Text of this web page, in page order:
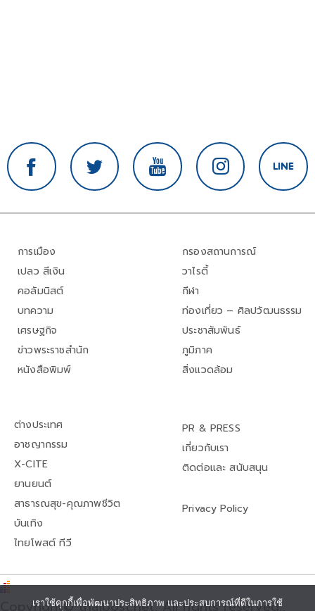
การเมือง
เปลว สีเงิน
คอลัมนิสต์
บทความ
เศรษฐกิจ
ข่าวพระราชสำนัก
หนังสือพิมพ์
กรองสถานการณ์
วาไรตี้
กีฬา
ท่องเที่ยว – ศิลปวัฒนธรรม
ประชาสัมพันธ์
ภูมิภาค
สิ่งแวดล้อม
ต่างประเทศ
อาชญากรรม
X-CITE
ยานยนต์
สาธารณสุข-คุณภาพชีวิต
บันเทิง
ไทยโพสต์ ทีวี
PR & PRESS
เกี่ยวกับเรา
ติดต่อและ สนับสนุน
Privacy Policy
Copyright© thaipost.net, All rights reserved.,
เราใช้คุกกี้เพื่อพัฒนาประสิทธิภาพ และประสบการณ์ที่ดีในการใช้